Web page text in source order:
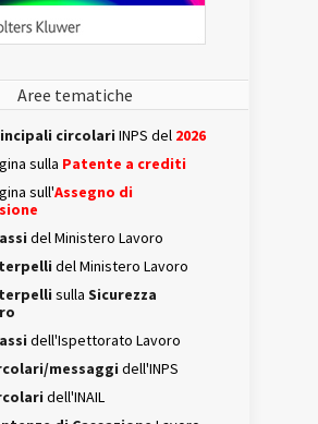
Aree tematiche
circolari INPS del 2026
sulla Patente a crediti
sull'Assegno di
del Ministero Lavoro
del Ministero Lavoro
sulla Sicurezza
dell'Ispettorato Lavoro
messaggi dell'INPS
dell'INAIL